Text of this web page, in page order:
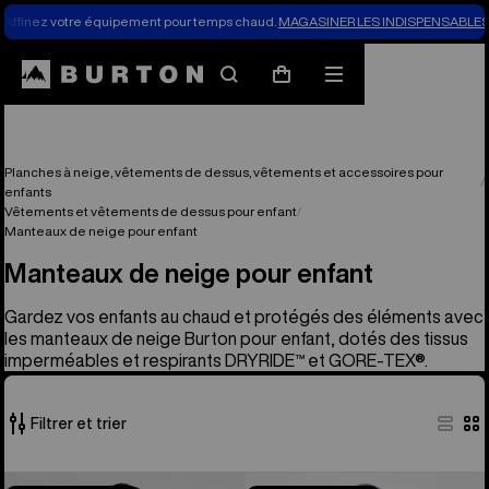
Affinez votre équipement pour temps chaud. MAGASINER LES
Rechercher
PanierMenu
Planches à neige, vêtements de dessus, vêtements et accessoires pour
enfants
Vêtements et vêtements de dessus pour enfant
Manteaux de neige pour enfant
Manteaux de neige pour enfant
Gardez vos enfants au chaud et protégés des éléments avec
les manteaux de neige Burton pour enfant, dotés des tissus
imperméables et respirants DRYRIDE™ et GORE-TEX®.
Filtrer et trier